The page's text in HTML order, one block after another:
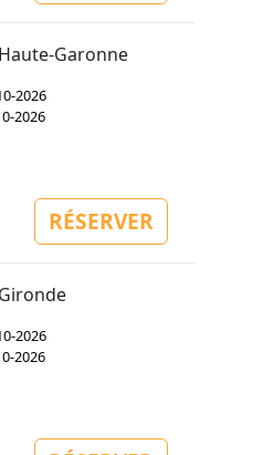
Garonne
2026
2026
RÉSERVER
2026
2026